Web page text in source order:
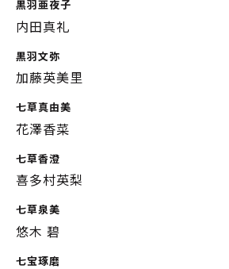
黒羽亜夜子
内田真礼
黒羽文弥
加藤英美里
七草真由美
花澤香菜
七草香澄
喜多村英梨
七草泉美
悠木 碧
七宝琢磨